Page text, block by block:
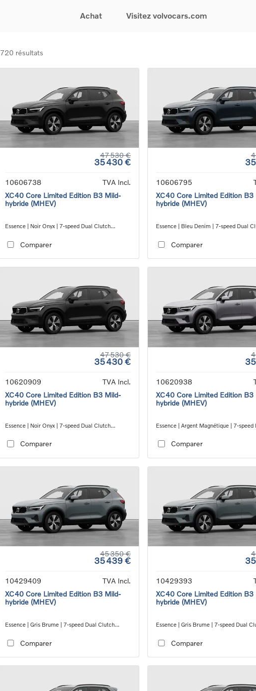
Achat
EX40
EC40
EX90
ES90
XC40
Voitures hybrides
rechargeables
Voitures micro-hybrides
SUV
Break
Visitez volvocars.com
Offres du moment
Voitures d'occasion
certifiées
Voitures de société &
Flotte
rechargeables
Assurances
Entretien &
Reprise de votre
Volvo Support
Garantie
Service de
Trouver un
720 résultats
47 530 €
35 430 €
10606738
TVA Incl.
XC40 Core Limited Edition B3 Mild-
hybride (MHEV)
Essence | Noir Onyx | 7-speed Dual Clutch
Comparer
10606795
XC40 Core Limited Edition B3
hybride (MHEV)
Essence | Bleu Denim | 7-speed Dual
Comparer
47 530 €
35 430 €
10620909
TVA Incl.
XC40 Core Limited Edition B3 Mild-
hybride (MHEV)
Essence | Noir Onyx | 7-speed Dual Clutch
Comparer
10620938
XC40 Core Limited Edition B3
hybride (MHEV)
Essence | Argent Magnétique | 7-speed
Comparer
45 350 €
35 439 €
10429409
TVA Incl.
XC40 Core Limited Edition B3 Mild-
hybride (MHEV)
Essence | Gris Brume | 7-speed Dual Clutch
Comparer
10429393
XC40 Core Limited Edition B3
hybride (MHEV)
Essence | Gris Brume | 7-speed Dual
Comparer